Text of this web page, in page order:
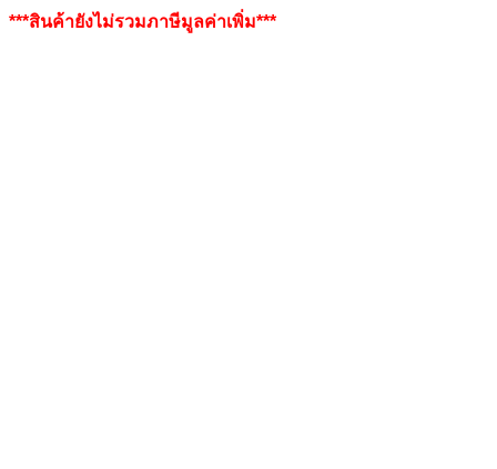
***สินค้ายังไม่รวมภาษีมูลค่าเพิ่ม***